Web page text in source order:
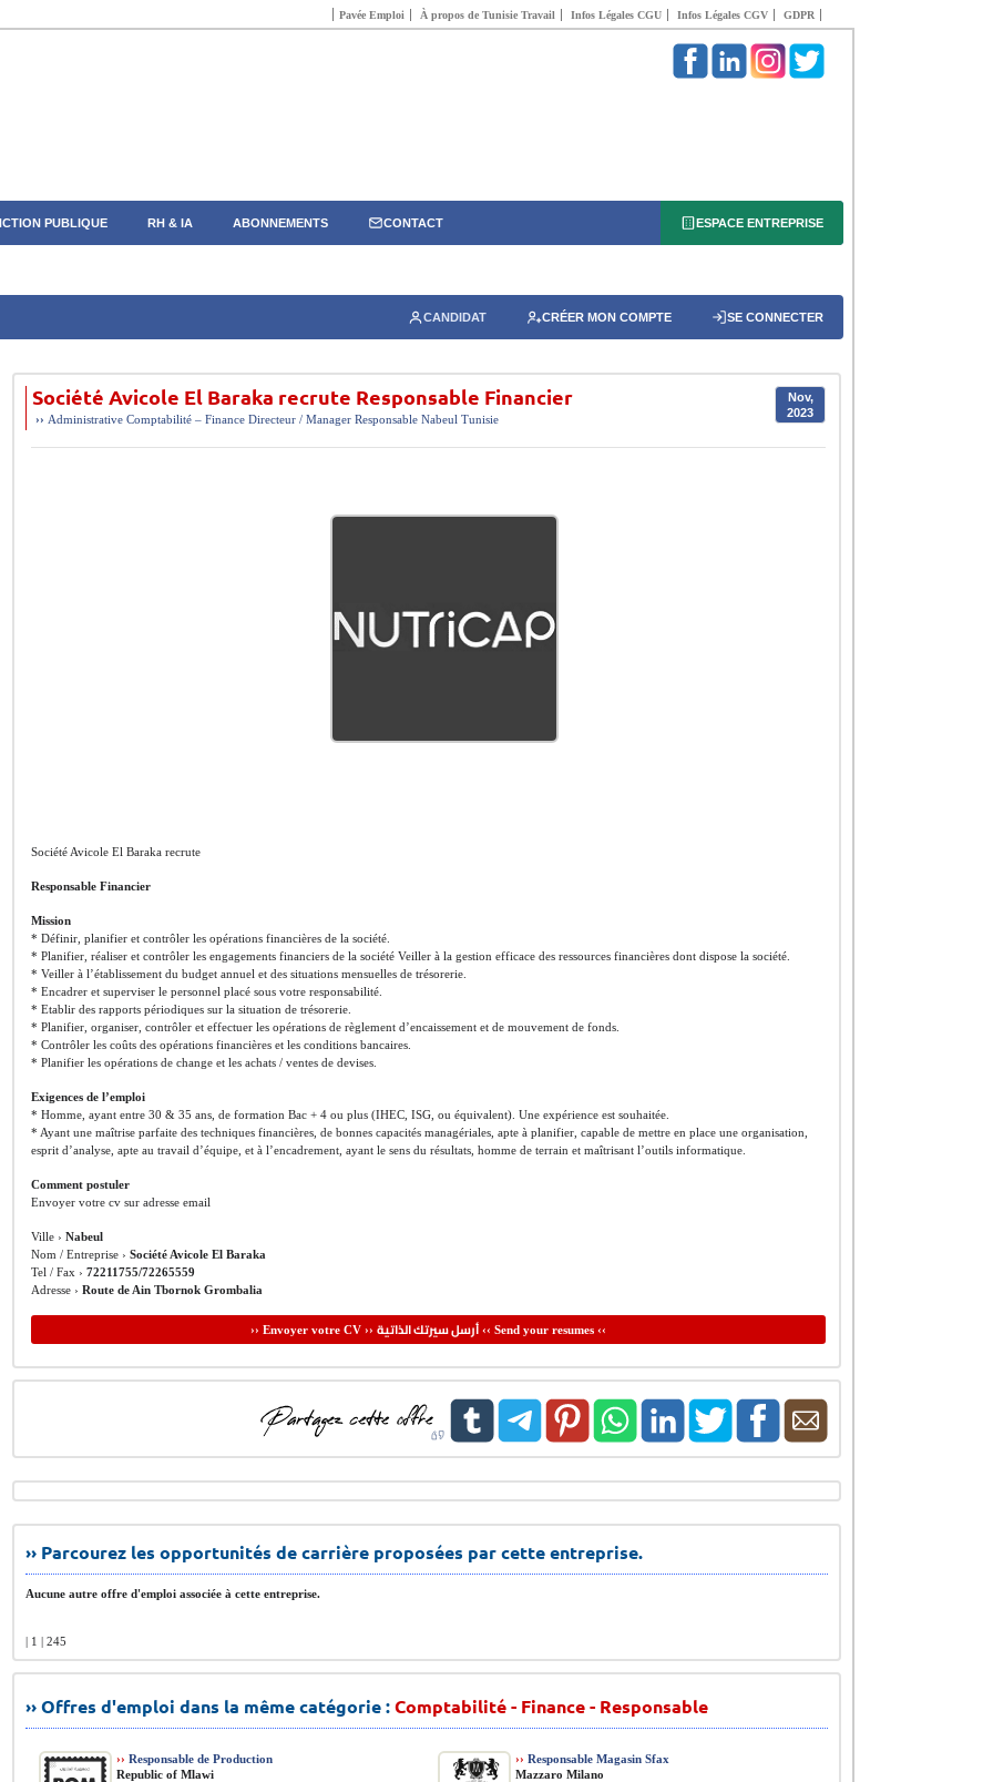
Pavée Emploi À propos de Tunisie Travail Infos Légales CGU Infos Légales CGV GDPR
PUBLIQUE RH & IA ABONNEMENTS CONTACT ESPACE ENTREPRISE
CANDIDAT CRÉER MON COMPTE SE CONNECTER
Société Avicole El Baraka recrute Responsable Financier
Nov,
2023
›› Administrative Comptabilité – Finance Directeur / Manager Responsable Nabeul Tunisie
Société Avicole El Baraka recrute
Responsable Financier
Mission
* Définir, planifier et contrôler les opérations financières de la société.
* Planifier, réaliser et contrôler les engagements financiers de la société Veiller à la gestion efficace des ressources financières dont dispose la société.
* Veiller à l’établissement du budget annuel et des situations mensuelles de trésorerie.
* Encadrer et superviser le personnel placé sous votre responsabilité.
* Etablir des rapports périodiques sur la situation de trésorerie.
* Planifier, organiser, contrôler et effectuer les opérations de règlement d’encaissement et de mouvement de fonds.
* Contrôler les coûts des opérations financières et les conditions bancaires.
* Planifier les opérations de change et les achats / ventes de devises.
Exigences de l’emploi
* Homme, ayant entre 30 & 35 ans, de formation Bac + 4 ou plus (IHEC, ISG, ou équivalent). Une expérience est souhaitée.
* Ayant une maîtrise parfaite des techniques financières, de bonnes capacités managériales, apte à planifier, capable de mettre en place une organisation,
esprit d’analyse, apte au travail d’équipe, et à l’encadrement, ayant le sens du résultats, homme de terrain et maîtrisant l’outils informatique.
Comment postuler
Envoyer votre cv sur adresse email
Ville › Nabeul
Nom / Entreprise › Société Avicole El Baraka
Tel / Fax › 72211755/72265559
Adresse › Route de Ain Tbornok Grombalia
›› Envoyer votre CV ›› أرسل سيرتك الذاتية‹‹ Send your resumes ‹‹
›› Parcourez les opportunités de carrière proposées par cette entreprise.
Aucune autre offre d'emploi associée à cette entreprise.
| 1 | 245
›› Offres d'emploi dans la même catégorie :Comptabilité - Finance - Responsable
›› Responsable de Production
Republic of Mlawi
›› Responsable Magasin Sfax
Mazzaro Milano